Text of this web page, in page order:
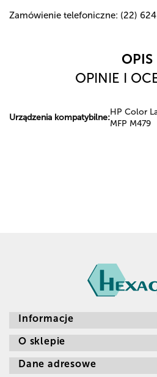
Zamówienie telefoniczne: (22)
OPIS
OPINIE I
Urządzenia kompatybilne:
HP Color
MFP M479
Dane adresowe
Informacje
O sklepie